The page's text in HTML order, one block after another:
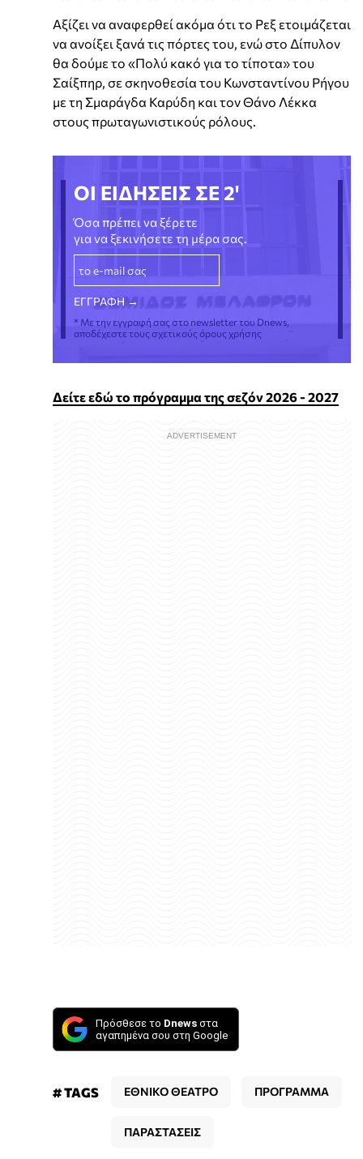
Αξίζει να αναφερθεί ακόμα ότι το Ρεξ ετοιμάζεται
να ανοίξει ξανά τις πόρτες του, ενώ στο Δίπυλον
θα δούμε το «Πολύ κακό για το τίποτα» του
Σαίξπηρ, σε σκηνοθεσία του Κωνσταντίνου Ρήγου
με τη Σμαράγδα Καρύδη και τον Θάνο Λέκκα
στους πρωταγωνιστικούς ρόλους.
ΟΙ ΕΙΔΗΣΕΙΣ ΣΕ 2'
Όσα πρέπει να ξέρετε
για να ξεκινήσετε τη μέρα σας.
* Με την εγγραφή σας στο newsletter του Dnews,
αποδέχεστε τους σχετικούς όρους χρήσης
Δείτε εδώ το πρόγραμμα της σεζόν 2026 - 2027
Πρόσθεσε το Dnews στα
αγαπημένα σου στη Google
# TAGS ΕΘΝΙΚΟ ΘΕΑΤΡΟ ΠΡΟΓΡΑΜΜΑ
ΠΑΡΑΣΤΑΣΕΙΣ